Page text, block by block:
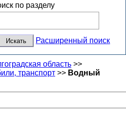
по разделу
Расширенный поиск
область >>
транспорт >> Водный